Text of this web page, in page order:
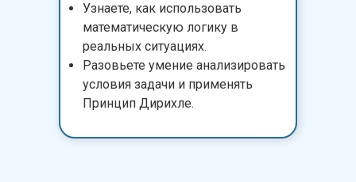
Узнаете, как использовать
математическую логику в
реальных ситуациях.
Разовьете умение анализировать
условия задачи и применять
Принцип Дирихле.